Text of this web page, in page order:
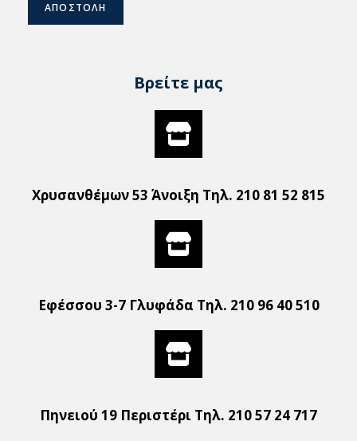
ΑΠΟΣΤΟΛΗ
Βρείτε μας
Χρυσανθέμων 53 Άνοιξη Τηλ. 210 81 52 815
Εφέσσου 3-7 Γλυφάδα Τηλ. 210 96 40 510
Πηνειού 19 Περιστέρι Τηλ. 210 57 24 717